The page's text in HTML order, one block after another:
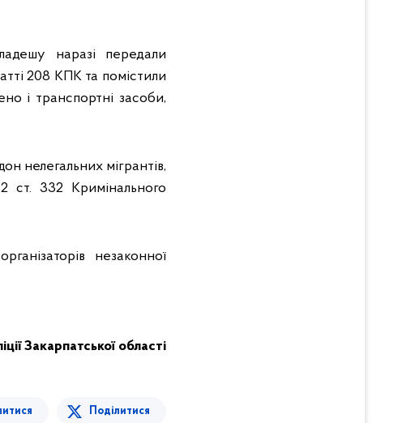
наразі передали
208 КПК та помістили
і транспортні засоби,
нелегальних мігрантів,
ст. 332 Кримінального
незаконної
Закарпатської області
Поділитися